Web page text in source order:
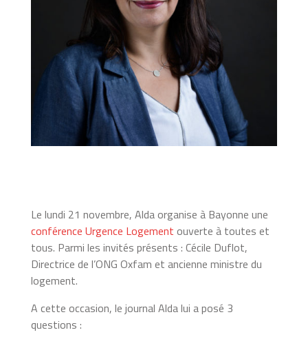
Le lundi 21 novembre, Alda organise à Bayonne une
conférence Urgence Logement ouverte à toutes et
tous. Parmi les invités présents : Cécile Duflot,
Directrice de l’ONG Oxfam et ancienne ministre du
logement.
A cette occasion, le journal Alda lui a posé 3
questions :